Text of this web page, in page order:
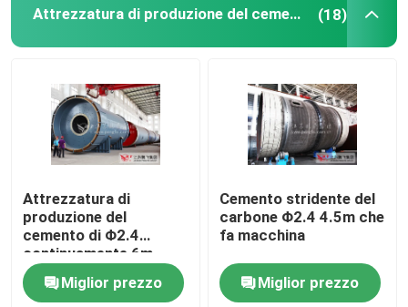
Attrezzatura di produzione del cemento (18)
Attrezzatura di
produzione del
cemento di Φ2.4
continuamente 6m
Miglior prezzo
Cemento stridente del
carbone Φ2.4 4.5m che
fa macchina
Miglior prezzo